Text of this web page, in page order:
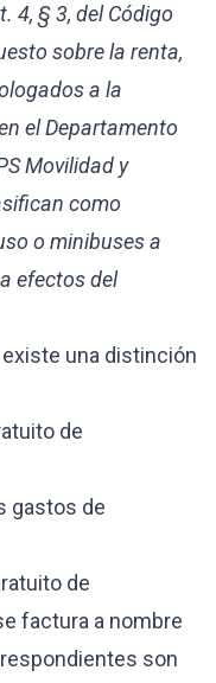
4, § 3, del Código
sobre la renta,
a la
el Departamento
Movilidad y
como
o minibuses a
efectos del
una distinción
de
gastos de
de
factura a nombre
son